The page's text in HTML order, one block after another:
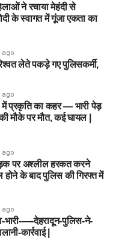
ने रचाया मेहंदी से
के स्वागत में गूंजा एकता का
ago
लेते पकड़े गए पुलिसकर्मी,
ago
प्रकृति का कहर — भारी पेड़
मौके पर मौत, कई घायल |
ago
पर अश्लील हरकत करने
होने के बाद पुलिस की गिरफ्त में
ago
भारी-—-देहरादून-पुलिस-ने-
कार्रवाई |